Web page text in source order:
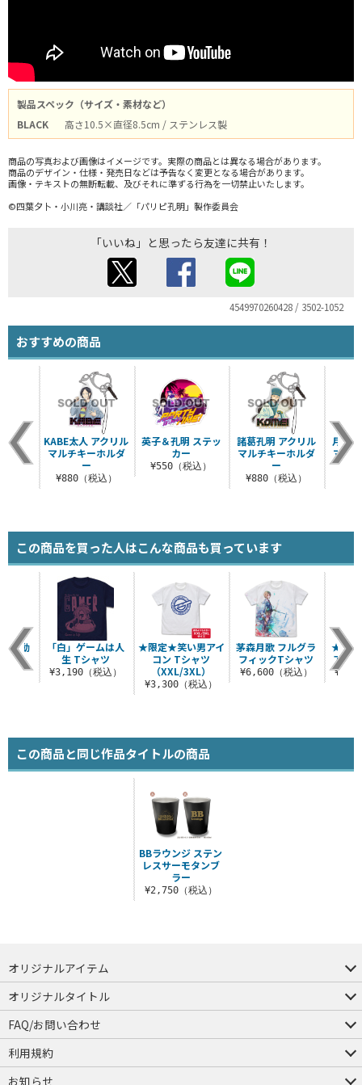
製品スペック（サイズ・素材など）
BLACK
高さ10.5×直径8.5cm / ステンレス製
商品の写真および画像はイメージです。実際の商品とは異なる場合があります。
商品のデザイン・仕様・発売日などは予告なく変更となる場合があります。
画像・テキストの無断転載、及びそれに準ずる行為を一切禁止いたします。
©四葉夕卜・小川亮・講談社／「パリピ孔明」製作委員会
「いいね」と思ったら友達に共有！
4549970260428 / 3502-1052
おすすめの商品
英子＆孔明 ステッ
カー
¥550（税込）
諸葛孔明 アクリル
マルチキーホルダ
ー
¥880（税込）
月見
マル
KABE太人 アクリル
マルチキーホルダ
ー
¥880（税込）
この商品を買った人はこんな商品も買っています
★限定★笑い男アイ
コン Tシャツ
（XXL/3XL）
¥3,300（税込）
茅森月歌 フルグラ
フィックTシャツ
¥6,600（税込）
★限定
アク
機動
ツ
）
「白」ゲームは人
生 Tシャツ
¥3,190（税込）
この商品と同じ作品タイトルの商品
BBラウンジ ステン
レスサーモタンブ
ラー
¥2,750（税込）
オリジナルアイテム
つままれ
つかまれ
ピョコッテ
オリジナルタイトル
アイテムヤ
ミスカトニック大學購買部
FAQ/お問い合わせ
FAQ
お問い合わせ
利用規約
会員規約・ポイント規約
特定商取引法に関する表示
プライバシーポリシー
お知らせ